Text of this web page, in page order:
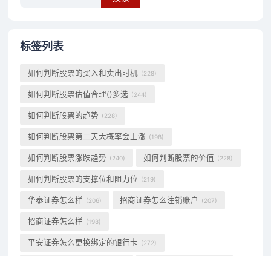
标签列表
如何判断股票的买入和卖出时机 (228)
如何判断股票估值合理()多选 (244)
如何判断股票的趋势 (228)
如何判断股票第二天大概率会上涨 (198)
如何判断股票涨跌趋势 (240) 如何判断股票的价值 (228)
如何判断股票的支撑位和阻力位 (219)
华泰证券怎么样 (206) 招商证券怎么注销账户 (207)
招商证券怎么样 (198)
平安证券怎么更换绑定的银行卡 (272)